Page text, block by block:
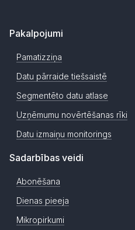
Pakalpojumi
Pamatizziņa
Datu pārraide tiešsaistē
Segmentēto datu atlase
Uzņēmumu novērtēšanas rīki
Datu izmaiņu monitorings
Sadarbības veidi
Abonēšana
Dienas pieeja
Mikropirkumi